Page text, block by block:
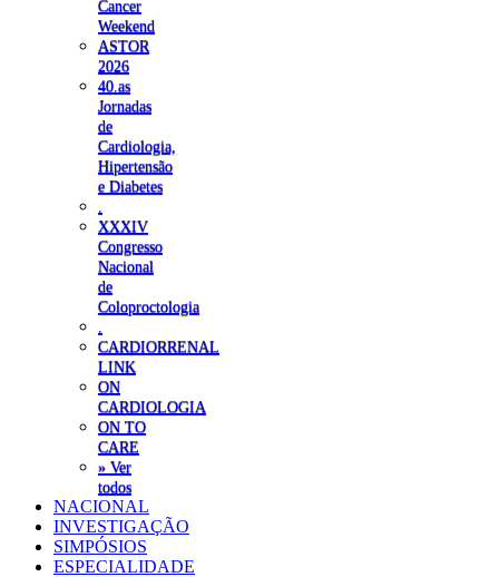
Cancer
Weekend
ASTOR
2026
40.as
Jornadas
de
Cardiologia,
Hipertensão
e Diabetes
XXXIV
Congresso
Nacional
de
Coloproctologia
CARDIORRENAL
LINK
ON
CARDIOLOGIA
ON TO
CARE
» Ver
todos
NACIONAL
INVESTIGAÇÃO
SIMPÓSIOS
ESPECIALIDADE